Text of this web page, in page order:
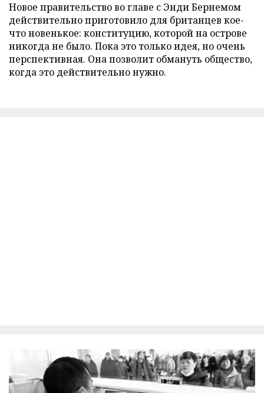
Новое правительство во главе с Энди Бернемом
действительно приготовило для британцев кое-
что новенькое: конституцию, которой на острове
никогда не было. Пока это только идея, но очень
перспективная. Она позволит обмануть общество,
когда это действительно нужно.